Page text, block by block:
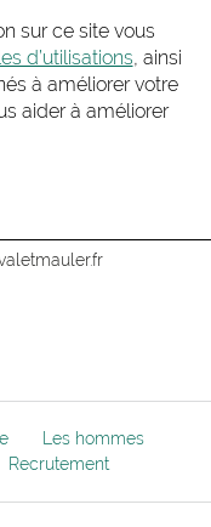
sur ce site vous
d’utilisations, ainsi
à améliorer votre
aider à améliorer
:
r
Les hommes
Recrutement